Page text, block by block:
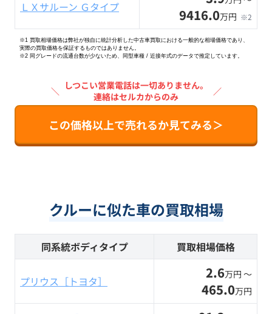
ＬＸサルーン Ｇタイプ 9416.0万円 ※2
※1 買取相場価格は弊社が独自に統計分析した中古車買取における一般的な相場価格であり、
実際の買取価格を保証するものではありません。
※2 同グレードの流通台数が少ないため、同型車種 / 近接年式のデータで推定しています。
＼ しつこい営業電話は一切ありません。
連絡はセルカからのみ
／
この価格以上で売れるか見てみる＞
クルーに似た車の買取相場
同系統ボディタイプ 買取相場価格
プリウス［トヨタ］ 2.6万円 〜
465.0万円